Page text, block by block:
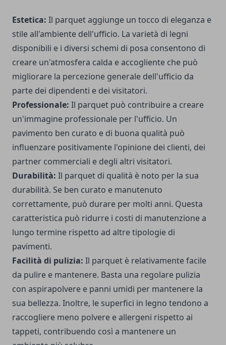
Estetica: Il parquet aggiunge un tocco di eleganza e
stile all'ambiente dell'ufficio. La varietà di legni
disponibili e i diversi schemi di posa consentono di
creare un'atmosfera calda e accogliente che può
migliorare la percezione generale dell'ufficio da
parte dei dipendenti e dei visitatori.
Professionale: Il parquet può contribuire a creare
un'immagine professionale per l'ufficio. Un
pavimento ben curato e di buona qualità può
influenzare positivamente l'opinione dei clienti, dei
partner commerciali e degli altri visitatori.
Durabilità: Il parquet di qualità è noto per la sua
durabilità. Se ben curato e manutenuto
correttamente, può durare per molti anni. Questa
caratteristica può ridurre i costi di manutenzione a
lungo termine rispetto ad altre tipologie di
pavimenti.
Facilità di pulizia: Il parquet è relativamente facile
da pulire e mantenere. Basta una regolare pulizia
con aspirapolvere e panni umidi per mantenere la
sua bellezza. Inoltre, le superfici in legno tendono a
raccogliere meno polvere e allergeni rispetto ai
tappeti, contribuendo così a mantenere un